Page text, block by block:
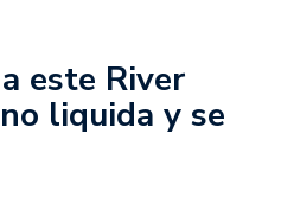
saber
este River
liquida y se